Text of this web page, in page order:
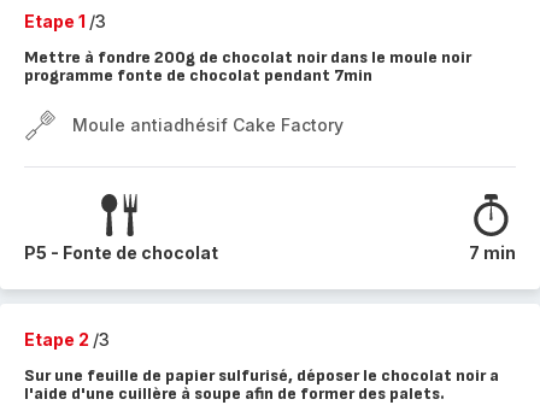
Etape 1 /3
Mettre à fondre 200g de chocolat noir dans le moule noir
programme fonte de chocolat pendant 7min
Moule antiadhésif Cake Factory
P5 - Fonte de chocolat 7 min
Etape 2 /3
Sur une feuille de papier sulfurisé, déposer le chocolat noir a
l'aide d'une cuillère à soupe afin de former des palets.